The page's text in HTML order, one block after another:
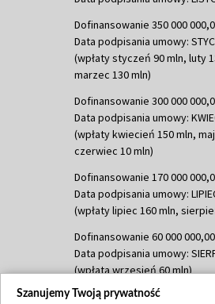
Dofinansowanie 350 000
Data podpisania umowy:
(wpłaty styczeń 90 mln, luty
marzec 130 mln)
Dofinansowanie 300 000
Data podpisania umowy:
(wpłaty kwiecień 150 mln,
czerwiec 10 mln)
Dofinansowanie 170 000
Data podpisania umowy:
(wpłaty lipiec 160 mln,
Dofinansowanie 60 000 000,00
Data podpisania umowy:
(wpłata wrzesień 60 mln)
Dofinansowanie 635 783 051,21
Szanujemy Twoją prywatność